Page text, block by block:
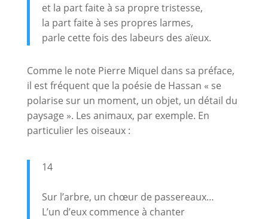
et la part faite à sa propre tristesse,
la part faite à ses propres larmes,
parle cette fois des labeurs des aïeux.
Comme le note Pierre Miquel dans sa préface,
il est fréquent que la poésie de Hassan « se
polarise sur un moment, un objet, un détail du
paysage ». Les animaux, par exemple. En
particulier les oiseaux :
14
Sur l’arbre, un chœur de passereaux…
L’un d’eux commence à chanter